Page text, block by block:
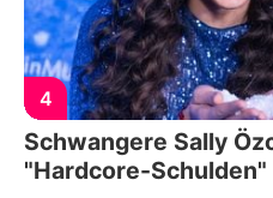
4
Schwangere Sally
"Hardcore-Schulden"